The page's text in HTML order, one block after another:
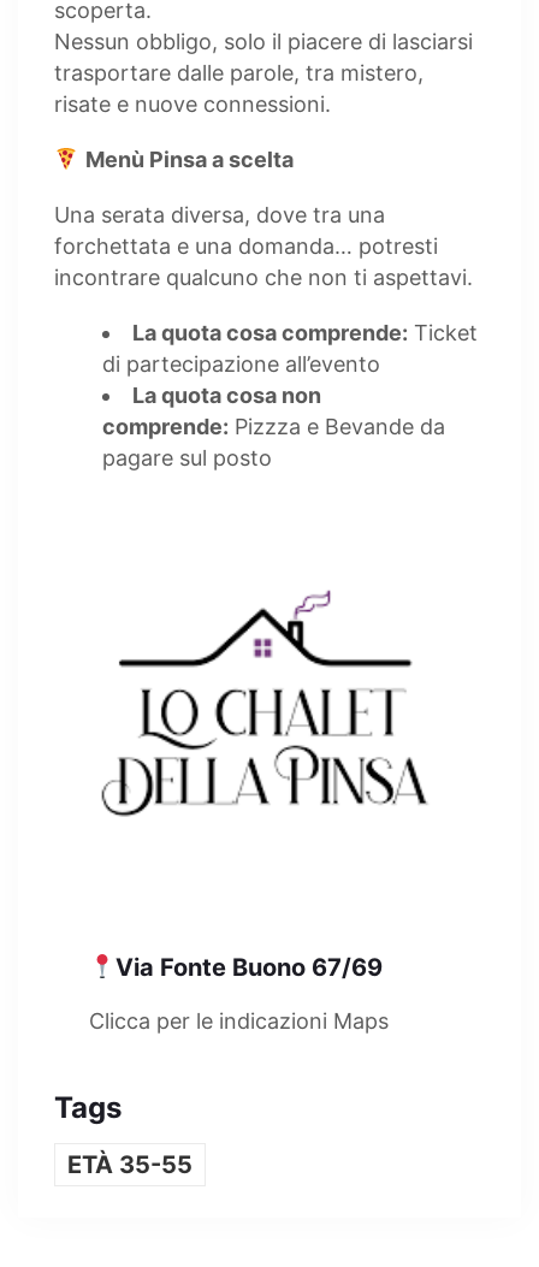
scoperta.
Nessun obbligo, solo il piacere di lasciarsi
trasportare dalle parole, tra mistero,
risate e nuove connessioni.
Menù Pinsa a scelta
Una serata diversa, dove tra una
forchettata e una domanda… potresti
incontrare qualcuno che non ti aspettavi.
La quota cosa comprende: Ticket
di partecipazione all’evento
La quota cosa non
comprende: Pizzza e Bevande da
pagare sul posto
Via Fonte Buono 67/69
Clicca per le indicazioni Maps
Tags
ETÀ 35-55